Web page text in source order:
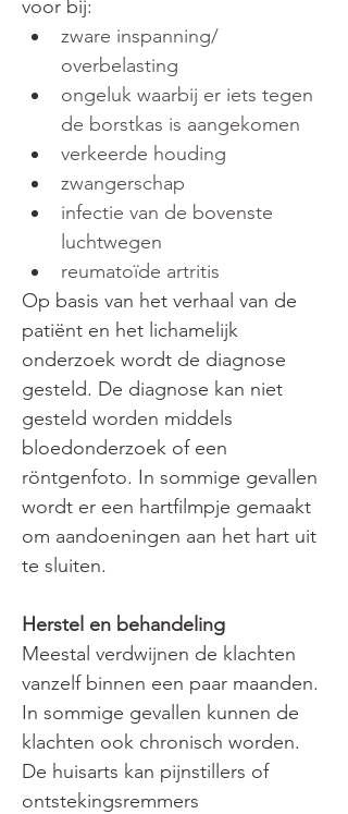
voor bij:
zware inspanning/
overbelasting
ongeluk waarbij er iets tegen
de borstkas is aangekomen
verkeerde houding
zwangerschap
infectie van de bovenste
luchtwegen
reumatoïde artritis
Op basis van het verhaal van de
patiënt en het lichamelijk
onderzoek wordt de diagnose
gesteld. De diagnose kan niet
gesteld worden middels
bloedonderzoek of een
röntgenfoto. In sommige gevallen
wordt er een hartfilmpje gemaakt
om aandoeningen aan het hart uit
te sluiten.
Herstel en behandeling
Meestal verdwijnen de klachten
vanzelf binnen een paar maanden.
In sommige gevallen kunnen de
klachten ook chronisch worden.
De huisarts kan pijnstillers of
ontstekingsremmers